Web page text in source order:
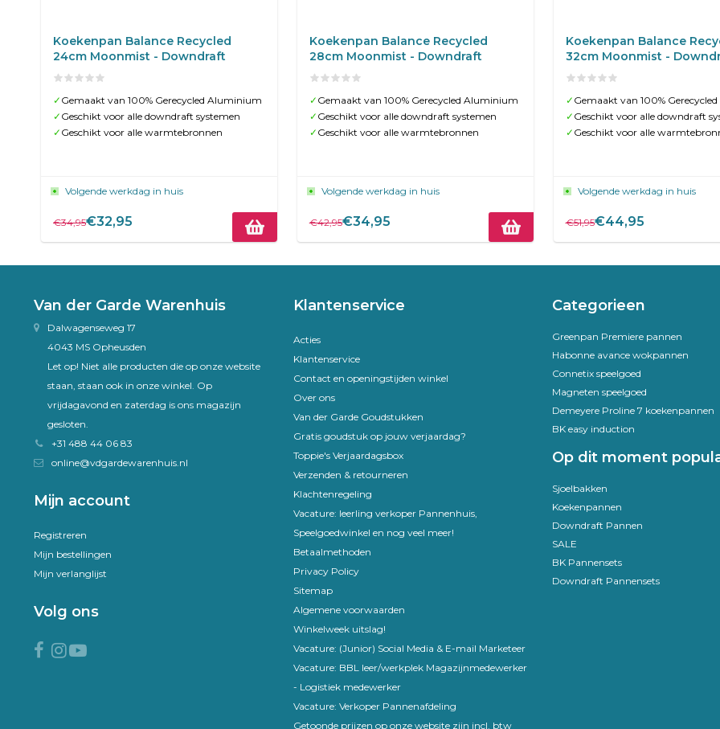
Koekenpan Balance Recycled
24cm Moonmist - Downdraft
✓ Gemaakt van 100% Gerecycled Aluminium
✓ Geschikt voor alle downdraft systemen
✓ Geschikt voor alle warmtebronnen
Volgende werkdag in huis
€34,95€32,95
Koekenpan Balance Recycled
28cm Moonmist - Downdraft
✓ Gemaakt van 100% Gerecycled Aluminium
✓ Geschikt voor alle downdraft systemen
✓ Geschikt voor alle warmtebronnen
Volgende werkdag in huis
€42,95€34,95
Koekenpan Balance
32cm Moonmist -
✓ Gemaakt van 100%
✓ Geschikt voor alle downdraft
✓ Geschikt voor alle
Volgende werkdag in huis
€51,95€44,95
Van der Garde Warenhuis
Dalwagenseweg 17
4043 MS Opheusden
Let op! Niet alle producten die op onze website
staan, staan ook in onze winkel. Op
vrijdagavond en zaterdag is ons magazijn
gesloten.
+31 488 44 06 83
online@vdgardewarenhuis.nl
Mijn account
Registreren
Mijn bestellingen
Mijn verlanglijst
Volg ons
Klantenservice
Acties
Klantenservice
Contact en openingstijden winkel
Over ons
Van der Garde Goudstukken
Gratis goudstuk op jouw verjaardag?
Toppie's Verjaardagsbox
Verzenden & retourneren
Klachtenregeling
Vacature: leerling verkoper Pannenhuis,
Speelgoedwinkel en nog veel meer!
Betaalmethoden
Privacy Policy
Sitemap
Algemene voorwaarden
Winkelweek uitslag!
Vacature: (Junior) Social Media & E-mail Marketeer
Vacature: BBL leer/werkplek Magazijnmedewerker
- Logistiek medewerker
Vacature: Verkoper Pannenafdeling
Getoonde prijzen op onze website zijn incl. btw
Categorieen
Greenpan Premiere pannen
Habonne avance wokpannen
Connetix speelgoed
Magneten speelgoed
Demeyere Proline 7 koekenpannen
BK easy induction
Op dit moment
Sjoelbakken
Koekenpannen
Downdraft Pannen
SALE
BK Pannensets
Downdraft Pannensets